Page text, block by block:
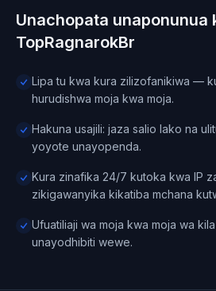
Unachopata unaponunua
TopRagnarokBr
Lipa tu kwa kura zilizofanikiwa —
hurudishwa moja kwa moja.
Hakuna usajili: jaza salio lako na
yoyote unayopenda.
Kura zinafika 24/7 kutoka kwa IP
zikigawanyika kikatiba mchana
Ufuatiliaji wa moja kwa moja wa
unayodhibiti wewe.